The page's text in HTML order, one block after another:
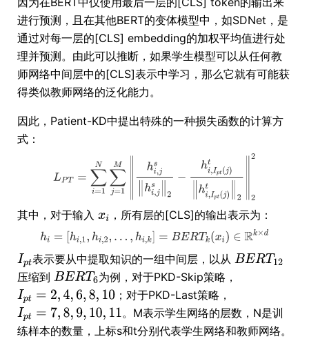
进行预测，且在其他BERT的变体模型中，如SDNet，是
通过对每一层的[CLS] embedding的加权平均值进行处
理并预测。由此可以推断，如果学生模型可以从任何教
师网络中间层中的[CLS]表示中学习，那么它就有可能获
得类似教师网络的泛化能力。
因此，Patient-KD中提出特殊的一种损失函数的计算方
式：
其中，对于输入 ，所有层的[CLS]的输出表示为：
表示要从中提取知识的一组中间层，以从
压缩到
为例，对于PKD-Skip策略，
；对于PKD-Last策略，
。M表示学生网络的层数，N是训
练样本的数量，上标s和t分别代表学生网络和教师网络。